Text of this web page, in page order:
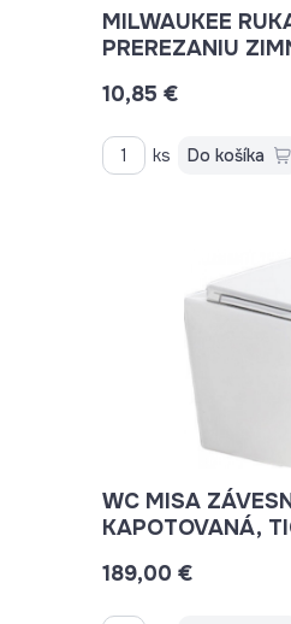
MILWAUKEE
PREREZANIU
10,85 €
ks Do košíka
WC MISA
KAPOTOVANÁ,
CSS113S
189,00 €